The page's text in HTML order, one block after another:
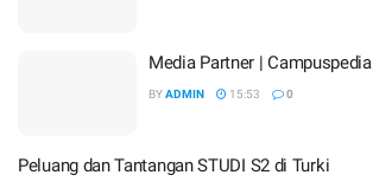
Media Partner | Campuspedia
BYADMIN 15:53 0
Peluang dan Tantangan STUDI S2 di Turki